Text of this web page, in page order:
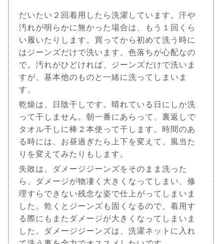
だいたい２回着用したら洗濯しています。汗や
汚れが明らかに無かった場合は、もう１回くら
い履いたりします。買ってから初めて洗う時に
はジーンズだけで洗います。色落ちが心配なの
で。汚れがひどければ、ジーンズだけで洗いま
すが、基本他のものと一緒に洗ってしまいま
す。
乾燥は、日陰干しです。晴れている日にしか洗
って干しません。朝一番にあらって、裏返しで
タオル干しに棒２本使って干します。時間のあ
る時には、お昼過ぎたら上下を変えて、風当た
りを変えてみたりもします。
失敗は、ダメージジーンズをそのまま洗った
ら、ダメージが物凄く大きくなってしまい、修
理すらできない残念な姿で仕上がってしまいま
した。乾くとジーンズも固くなるので、着用す
る際にもまたダメージが大きくなってしまいま
した。ダメージジーンズは、洗濯ネットに入れ